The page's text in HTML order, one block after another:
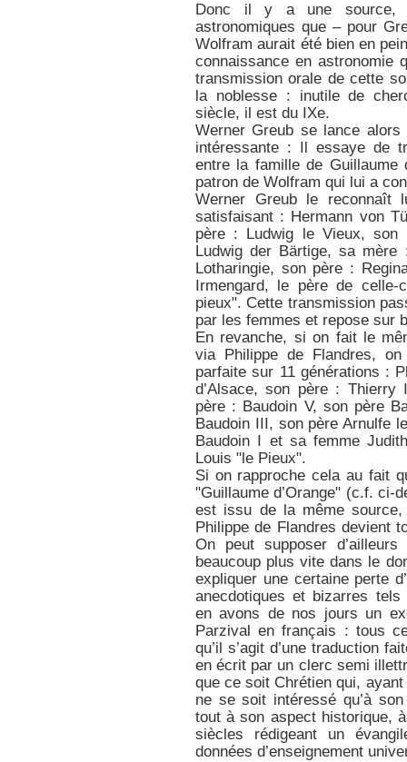
Donc il y a une source,
astronomiques que – pour
Wolfram aurait été bien en
connaissance en astronomie
transmission orale de cette
la noblesse : inutile de
siècle, il est du IXe.
Werner Greub se lance
intéressante : Il essaye de
entre la famille de Guillaume
patron de Wolfram qui lui a
Werner Greub le reconnaît
satisfaisant : Hermann von
père : Ludwig le Vieux,
Ludwig der Bärtige, sa
Lotharingie, son père :
Irmengard, le père de
pieux". Cette transmission
par les femmes et repose sur
En revanche, si on fait le
via Philippe de Flandres,
parfaite sur 11 générations :
d’Alsace, son père :
père : Baudoin V, son père
Baudoin III, son père Arnulfe
Baudoin I et sa femme
Louis "le Pieux".
Si on rapproche cela au fait
"Guillaume d’Orange" (c.f. ci-
est issu de la même
Philippe de Flandres devient
On peut supposer
beaucoup plus vite dans le
expliquer une certaine perte
anecdotiques et bizarres
en avons de nos jours un
Parzival en français : tous
qu’il s’agit d’une traduction
en écrit par un clerc semi
que ce soit Chrétien qui,
ne se soit intéressé qu’à
tout à son aspect historique,
siècles rédigeant un
données d’enseignement